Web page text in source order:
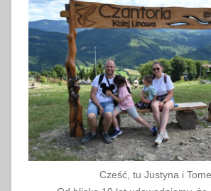
Cześć, tu Justyna i